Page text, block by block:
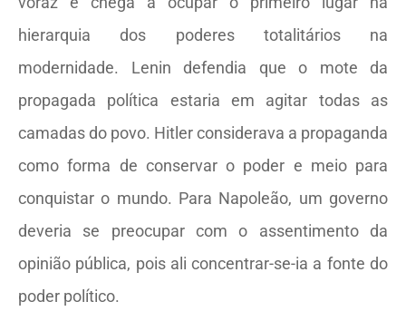
hierarquia dos poderes totalitários na
modernidade. Lenin defendia que o mote da
propagada política estaria em agitar todas as
camadas do povo. Hitler considerava a propaganda
como forma de conservar o poder e meio para
conquistar o mundo. Para Napoleão, um governo
deveria se preocupar com o assentimento da
opinião pública, pois ali concentrar-se-ia a fonte do
poder político.